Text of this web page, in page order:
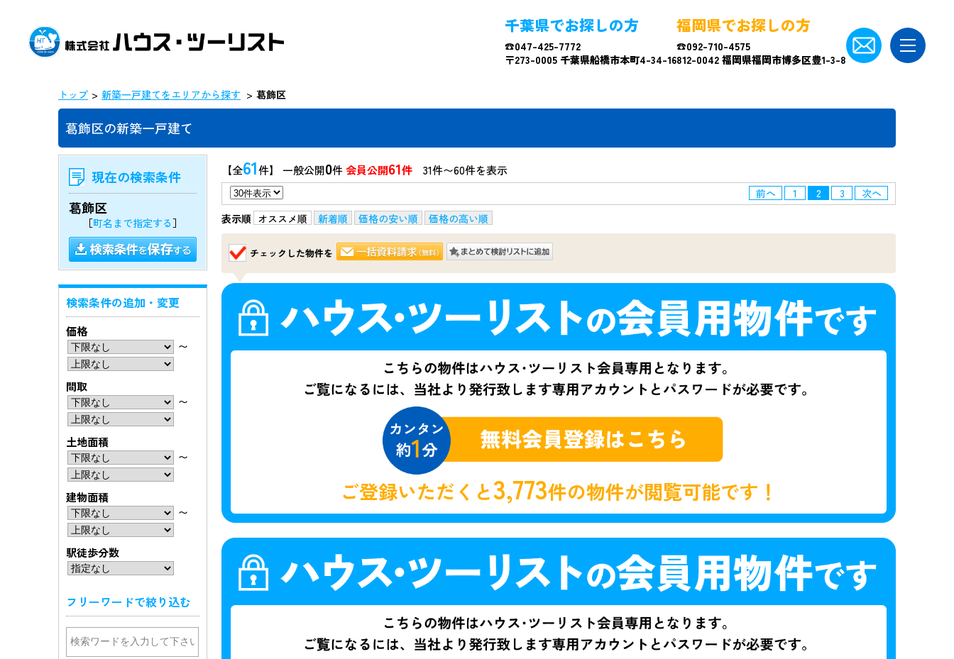
千葉県でお探しの方
☎047-425-7772
〒273-0005 千葉県船橋市本町4-34-16
福岡県でお探しの方
☎092-710-4575
812-0042 福岡県福岡市博多区豊1-3-8
トップ 新築一戸建てをエリアから探す 葛飾区
葛飾区の新築一戸建て
【全61件】 一般公開0件会員公開61件 31件〜60件を表示
前へ 1 2 3
次へ
表示順 オススメ順 新着順 価格の安い順 価格の高い順
チェックした物件を
ご登録いただくと3,773件の物件が閲覧可能です！
現在の検索条件
葛飾区
［町名まで指定する］
検索条件の追加・変更
価格
〜
間取
〜
土地面積
〜
建物面積
〜
駅徒歩分数
フリーワードで絞り込む